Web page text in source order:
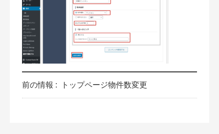
前の情報 : トップページ物件数変更